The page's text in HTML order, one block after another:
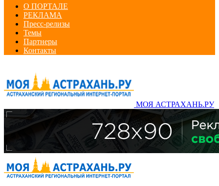
О ПОРТАЛЕ
РЕКЛАМА
Пресс-релизы
Темы
Партнеры
Контакты
МОЯ АСТРАХАНЬ.РУ